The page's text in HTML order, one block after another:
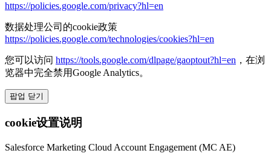
https://policies.google.com/privacy?hl=en
数据处理公司的cookie政策
https://policies.google.com/technologies/cookies?hl=en
您可以访问 https://tools.google.com/dlpage/gaoptout?hl=en ，在浏
览器中完全禁用Google Analytics。
팝업 닫기
cookie设置说明
Salesforce Marketing Cloud Account Engagement (MC AE)